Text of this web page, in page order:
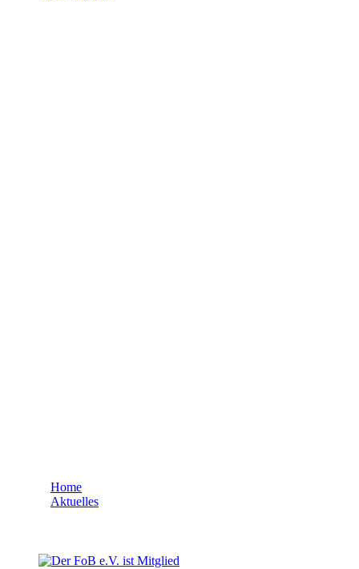
Home
Aktuelles